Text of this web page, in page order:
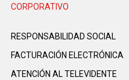
CORPORATIVO
RESPONSABILIDAD SOCIAL
FACTURACIÓN ELECTRÓNICA
ATENCIÓN AL TELEVIDENTE